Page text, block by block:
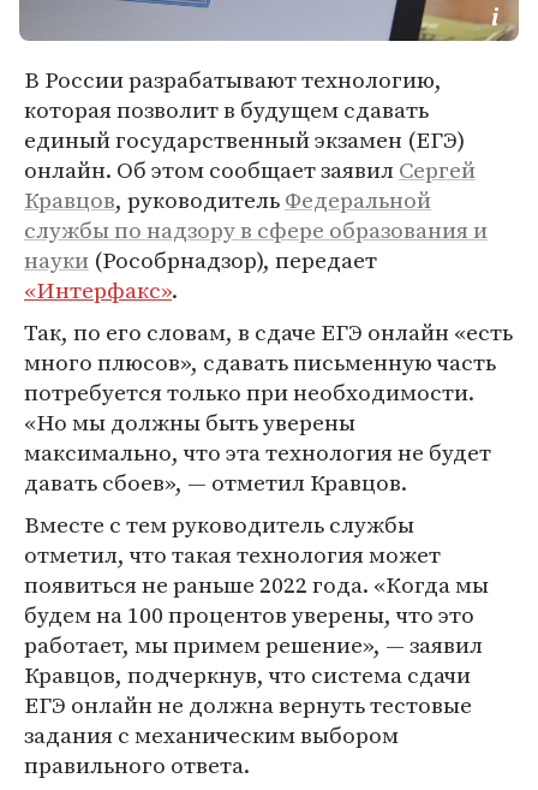
В России разрабатывают технологию,
которая позволит в будущем сдавать
единый государственный экзамен (ЕГЭ)
онлайн. Об этом сообщает заявилСергей
Кравцов, руководительФедеральной
службы по надзору в сфере образования и
науки (Рособрнадзор), передает
«Интерфакс».
Так, по его словам, в сдаче ЕГЭ онлайн «есть
много плюсов», сдавать письменную часть
потребуется только при необходимости.
«Но мы должны быть уверены
максимально, что эта технология не будет
давать сбоев», — отметил Кравцов.
Вместе с тем руководитель службы
отметил, что такая технология может
появиться не раньше 2022 года. «Когда мы
будем на 100 процентов уверены, что это
работает, мы примем решение», — заявил
Кравцов, подчеркнув, что система сдачи
ЕГЭ онлайн не должна вернуть тестовые
задания с механическим выбором
правильного ответа.